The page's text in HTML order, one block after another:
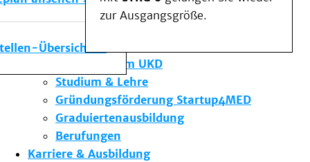
Übersicht
zur Ausgangsgröße.
Forschung & Lehre
Die Institute des UKD
Forschung am UKD
Studium & Lehre
Gründungsförderung Startup4MED
Graduiertenausbildung
Berufungen
Karriere & Ausbildung